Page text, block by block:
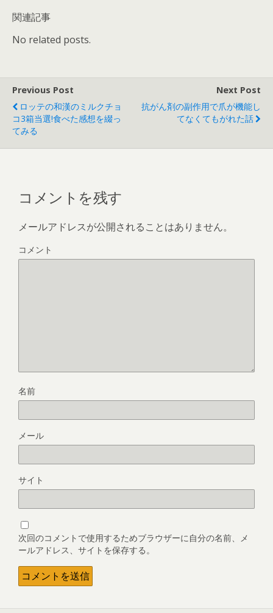
関連記事
No related posts.
Previous Post
ロッテの和漢のミルクチョ
コ3箱当選!食べた感想を綴っ
てみる
Next Post
抗がん剤の副作用で爪が機能し
てなくてもがれた話
コメントを残す
メールアドレスが公開されることはありません。
コメント
名前
メール
サイト
次回のコメントで使用するためブラウザーに自分の名前、メ
ールアドレス、サイトを保存する。